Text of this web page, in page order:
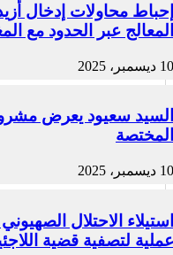
المعالج عبر الحدود مع
10 ديسمبر، 2025
السيد سعيود يعرض
المختصة
10 ديسمبر، 2025
استيلاء الاحتلال
عملية لتصفية قضية